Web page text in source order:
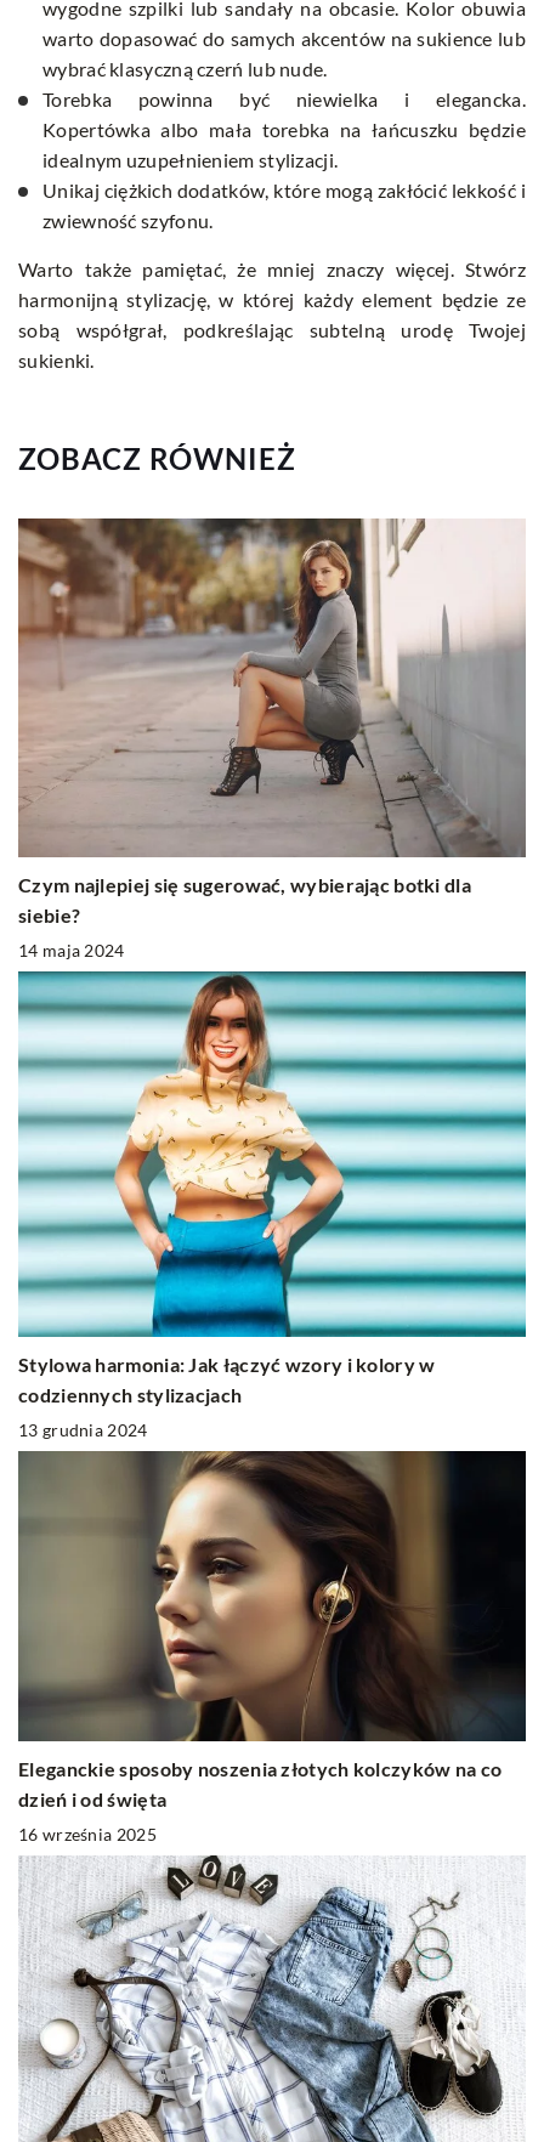
wygodne szpilki lub sandały na obcasie. Kolor obuwia
warto dopasować do samych akcentów na sukience lub
wybrać klasyczną czerń lub nude.
Torebka powinna być niewielka i elegancka.
Kopertówka albo mała torebka na łańcuszku będzie
idealnym uzupełnieniem stylizacji.
Unikaj ciężkich dodatków, które mogą zakłócić lekkość i
zwiewność szyfonu.
Warto także pamiętać, że mniej znaczy więcej. Stwórz
harmonijną stylizację, w której każdy element będzie ze
sobą współgrał, podkreślając subtelną urodę Twojej
sukienki.
ZOBACZ RÓWNIEŻ
Czym najlepiej się sugerować, wybierając botki dla
siebie?
14 maja 2024
Stylowa harmonia: Jak łączyć wzory i kolory w
codziennych stylizacjach
13 grudnia 2024
Eleganckie sposoby noszenia złotych kolczyków na co
dzień i od święta
16 września 2025